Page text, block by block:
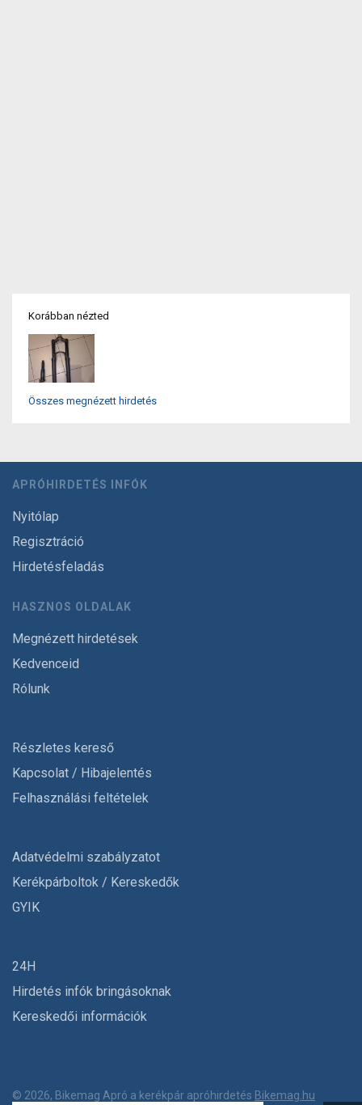
Korábban nézted
Összes megnézett hirdetés
APRÓHIRDETÉS INFÓK
Nyitólap
Regisztráció
Hirdetésfeladás
HASZNOS OLDALAK
Megnézett hirdetések
Kedvenceid
Rólunk
Részletes kereső
Kapcsolat / Hibajelentés
Felhasználási feltételek
Adatvédelmi szabályzatot
Kerékpárboltok / Kereskedők
GYIK
24H
Hirdetés infók bringásoknak
Kereskedői információk
© 2026, Bikemag Apró a kerékpár apróhirdetés Bikemag.hu